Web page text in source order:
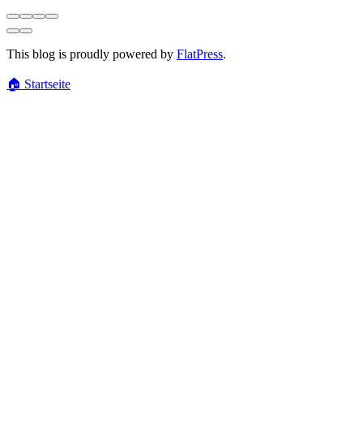
This blog is proudly powered by FlatPress.
🏠 Startseite